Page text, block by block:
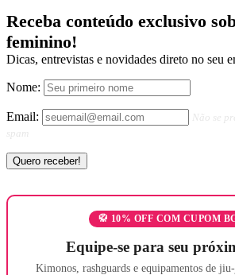
Receba conteúdo exclusivo
feminino!
Dicas, entrevistas e novidades direto no seu
Nome:
Email:
Não se
spam
🥋 10% OFF COM CUPOM
Equipe-se para seu
Kimonos, rashguards e equipamentos de